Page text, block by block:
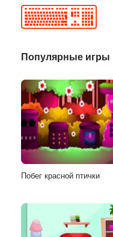
Популярные игры
Побег красной птички